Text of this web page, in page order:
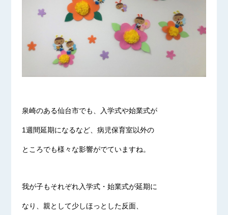
泉崎のある仙台市でも、入学式や始業式が
1週間延期になるなど、病児保育室以外の
ところでも様々な影響がでていますね。
我が子もそれぞれ入学式・始業式が延期に
なり、親として少しほっとした反面、